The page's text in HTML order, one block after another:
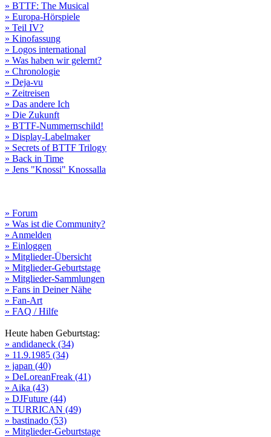
» BTTF: The Musical
» Europa-Hörspiele
» Teil IV?
» Kinofassung
» Logos international
» Was haben wir gelernt?
» Chronologie
» Deja-vu
» Zeitreisen
» Das andere Ich
» Die Zukunft
» BTTF-Nummernschild!
» Display-Labelmaker
» Secrets of BTTF Trilogy
» Back in Time
» Jens "Knossi" Knossalla
» Forum
» Was ist die Community?
» Anmelden
» Einloggen
» Mitglieder-Übersicht
» Mitglieder-Geburtstage
» Mitglieder-Sammlungen
» Fans in Deiner Nähe
» Fan-Art
» FAQ / Hilfe
Heute haben Geburtstag:
» andidaneck (34)
» 11.9.1985 (34)
» japan (40)
» DeLoreanFreak (41)
» Aika (43)
» DJFuture (44)
» TURRICAN (49)
» bastinado (53)
» Mitglieder-Geburtstage